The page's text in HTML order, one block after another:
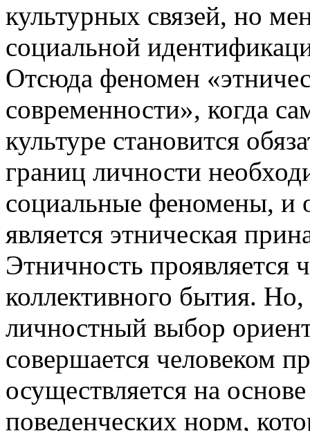
культурных связей, но
социальной
Отсюда феномен
современности», когда
культуре становится
границ личности
социальные феномены, и
является этническая
Этничность
коллективного бытия.
личностный выбор
совершается человеком
осуществляется на
поведенческих норм,